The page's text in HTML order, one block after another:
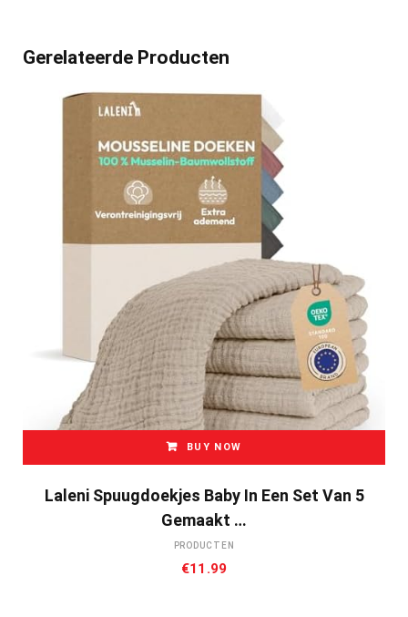
Gerelateerde Producten
BUY NOW
Laleni Spuugdoekjes Baby In Een Set Van 5
Gemaakt …
PRODUCTEN
€11.99